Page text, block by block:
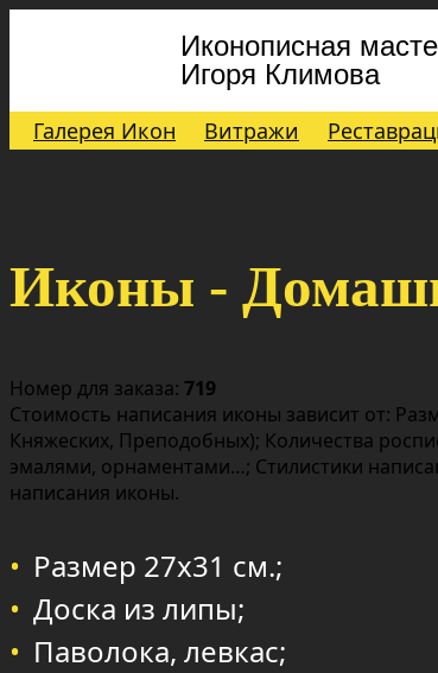
Иконописная
Игоря Климова
Галерея Икон Витражи
Иконы -
Номер для заказа: 719
Стоимость написания иконы зависит от:
Княжеских, Преподобных); Количества
эмалями, орнаментами…; Стилистики
написания иконы.
Размер 27х31 см.;
Доска из липы;
Паволока, левкас;